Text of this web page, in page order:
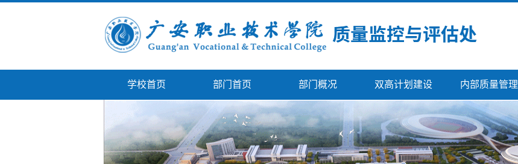
学校首页 部门首页 部门概况 双高计划建设 内部质量管理